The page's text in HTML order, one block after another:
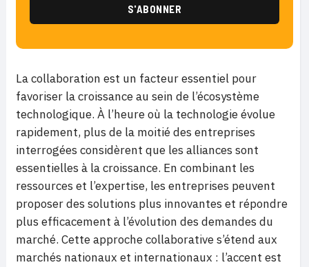
La collaboration est un facteur essentiel pour
favoriser la croissance au sein de l’écosystème
technologique. À l’heure où la technologie évolue
rapidement, plus de la moitié des entreprises
interrogées considèrent que les alliances sont
essentielles à la croissance. En combinant les
ressources et l’expertise, les entreprises peuvent
proposer des solutions plus innovantes et répondre
plus efficacement à l’évolution des demandes du
marché. Cette approche collaborative s’étend aux
marchés nationaux et internationaux : l’accent est